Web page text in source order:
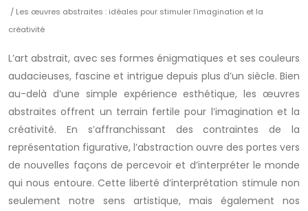
/ Les œuvres abstraites : idéales pour stimuler l’imagination et la
créativité
L’art abstrait, avec ses formes énigmatiques et ses couleurs
audacieuses, fascine et intrigue depuis plus d’un siècle. Bien
au-delà d’une simple expérience esthétique, les œuvres
abstraites offrent un terrain fertile pour l’imagination et la
créativité. En s’affranchissant des contraintes de la
représentation figurative, l’abstraction ouvre des portes vers
de nouvelles façons de percevoir et d’interpréter le monde
qui nous entoure. Cette liberté d’interprétation stimule non
seulement notre sens artistique, mais également nos